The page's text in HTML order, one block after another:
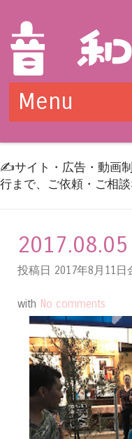
Menu
✍️サイト・広告・動画
行まで、ご依頼・ご相
投稿日 2017年8月11日
with No comments